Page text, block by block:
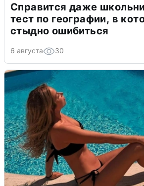
Справится даже
тест по географии, в
стыдно ошибиться
6 августа 30